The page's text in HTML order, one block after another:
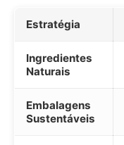
Estratégia
Ingredientes
Naturais
Embalagens
Sustentáveis